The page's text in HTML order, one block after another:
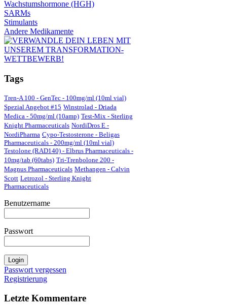
Wachstumshormone (HGH)
SARMs
Stimulants
Andere Medikamente
Tags
Tren-A 100 - GenTec - 100mg/ml (10ml vial)
Spezial Angebot #15 Winstrolad - Driada
Medica - 50mg/ml (10amp) Test-Mix - Sterling
Knight Pharmaceuticals NordiDros E -
NordiPharma Cypo-Testosterone - Beligas
Pharmaceuticals - 200mg/ml (10ml vial)
Testolone (RAD140) - Elbrus Pharmaceuticals -
10mg/tab (60tabs) Tri-Trenbolone 200 -
Magnus Pharmaceuticals Methangen - Calvin
Scott Letrozol - Sterling Knight
Pharmaceuticals
Benutzername
Passwort
Passwort vergessen
Registrierung
Letzte Kommentare